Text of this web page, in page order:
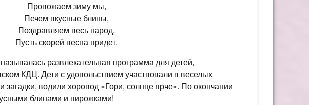
Провожаем зиму мы,
Печем вкусные блины,
Поздравляем весь народ,
Пусть скорей весна придет.
развлекательная программа для детей,
КДЦ. Дети с удовольствием участвовали в веселых
загадки, водили хоровод «Гори, солнце ярче». По окончании
блинами и пирожками!